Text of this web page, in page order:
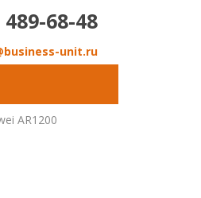
489-68-48
unit.ru
AR1200